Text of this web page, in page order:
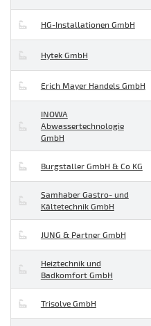
HG-Installationen GmbH
Hytek GmbH
Erich Mayer Handels GmbH
INOWA
Abwassertechnologie
GmbH
Burgstaller GmbH & Co KG
Samhaber Gastro- und
Kältetechnik GmbH
JUNG & Partner GmbH
Heiztechnik und
Badkomfort GmbH
Trisolve GmbH